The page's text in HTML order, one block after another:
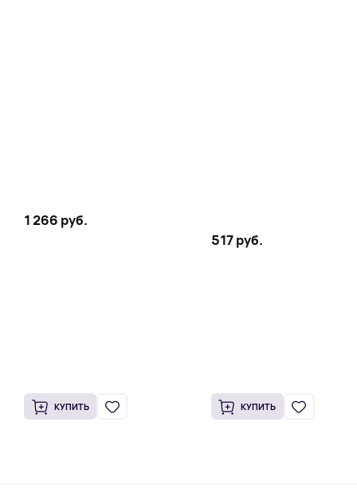
1 266 руб.
КУПИТЬ
517 руб.
КУПИТЬ